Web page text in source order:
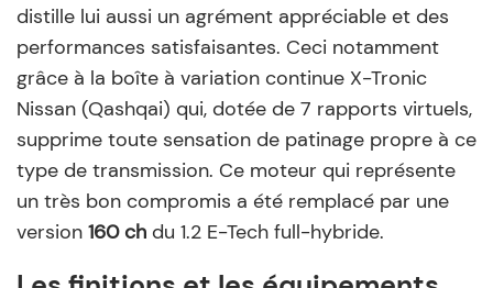
distille lui aussi un agrément appréciable et des
performances satisfaisantes. Ceci notamment
grâce à la boîte à variation continue X-Tronic
Nissan (Qashqai) qui, dotée de 7 rapports virtuels,
supprime toute sensation de patinage propre à ce
type de transmission. Ce moteur qui représente
un très bon compromis a été remplacé par une
version 160 ch du 1.2 E-Tech full-hybride.